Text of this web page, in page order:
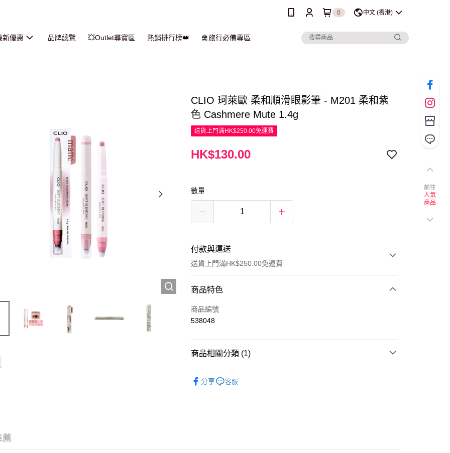
0 中文 (香港)
新優惠 品牌總覽 💥Outlet尋寶區 熱銷排行榜👑 🛅旅行必備專區
CLIO 珂萊歐 柔和順滑眼影筆 - M201 柔和紫
色 Cashmere Mute 1.4g
送貨上門滿HK$250.00免運費
HK$130.00
數量
付款與運送
送貨上門滿HK$250.00免運費
付款方式
信用卡
商品特色
商品編號
538048
商品相關分類 (1)
分享
客服
薦
前往
人氣
商品